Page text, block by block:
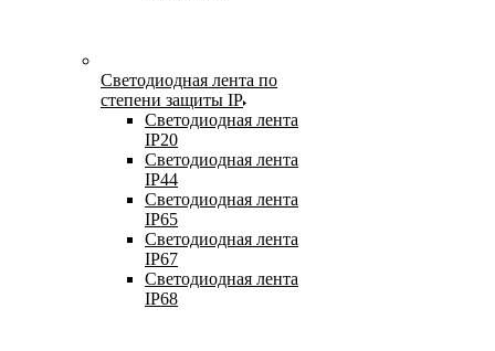
Светодиодная лента по
степени защиты IP
Светодиодная лента
IP20
Светодиодная лента
IP44
Светодиодная лента
IP65
Светодиодная лента
IP67
Светодиодная лента
IP68